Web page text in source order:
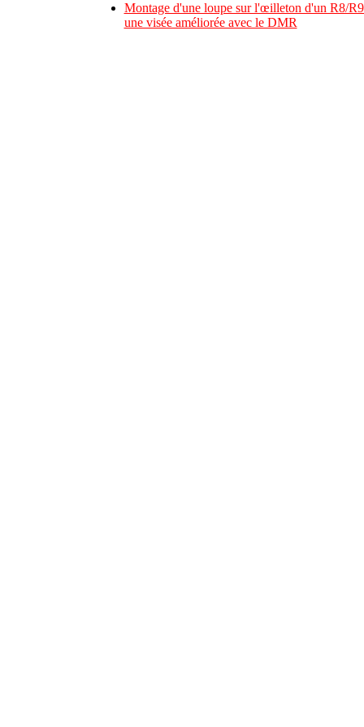
Montage d'une loupe sur l'œilleton d'un R8/
une visée améliorée avec le DMR